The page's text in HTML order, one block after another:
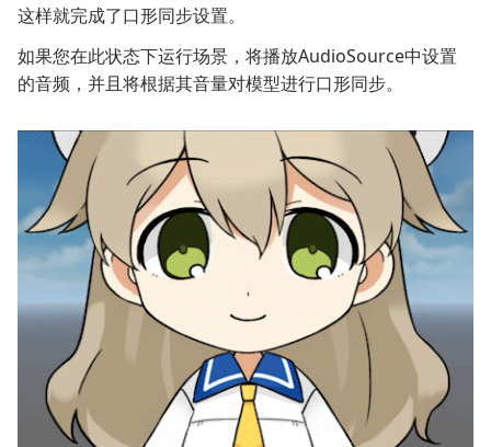
这样就完成了口形同步设置。
如果您在此状态下运行场景，将播放AudioSource中设置
的音频，并且将根据其音量对模型进行口形同步。